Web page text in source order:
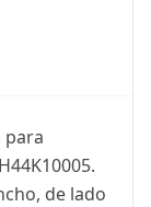
para
de lado